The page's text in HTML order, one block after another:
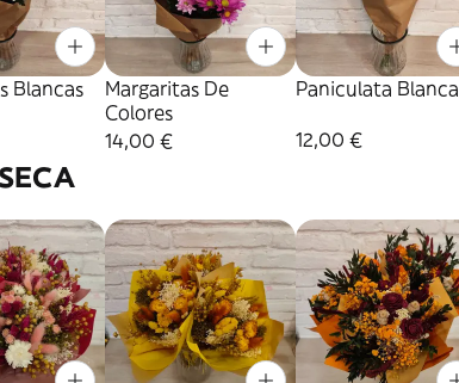
Blancas
Margaritas De
Colores
14,00 €
Paniculata Blanca
12,00 €